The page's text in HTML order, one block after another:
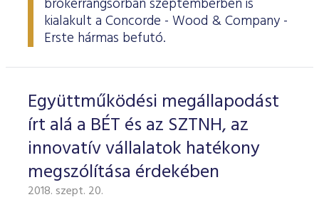
ESG Útmutató
brókerrangsorban szeptemberben is
kialakult a Concorde - Wood & Company -
Erste hármas befutó.
Együttműködési megállapodást
írt alá a BÉT és az SZTNH, az
innovatív vállalatok hatékony
megszólítása érdekében
2018. szept. 20.